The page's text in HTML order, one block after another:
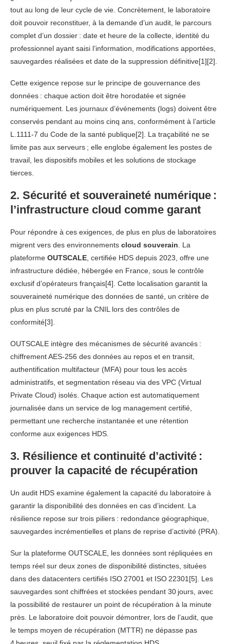
tout au long de leur cycle de vie. Concrètement, le laboratoire
doit pouvoir reconstituer, à la demande d’un audit, le parcours
complet d’un dossier : date et heure de la collecte, identité du
professionnel ayant saisi l’information, modifications apportées,
sauvegardes réalisées et date de la suppression définitive[1][2].
Cette exigence repose sur le principe de gouvernance des
données : chaque action doit être horodatée et signée
numériquement. Les journaux d’événements (logs) doivent être
conservés pendant au moins cinq ans, conformément à l’article
L.1111‑7 du Code de la santé publique[2]. La traçabilité ne se
limite pas aux serveurs ; elle englobe également les postes de
travail, les dispositifs mobiles et les solutions de stockage
tierces.
2. Sécurité et souveraineté numérique :
l’infrastructure cloud comme garant
Pour répondre à ces exigences, de plus en plus de laboratoires
migrent vers des environnements cloud souverain. La
plateforme OUTSCALE, certifiée HDS depuis 2023, offre une
infrastructure dédiée, hébergée en France, sous le contrôle
exclusif d’opérateurs français[4]. Cette localisation garantit la
souveraineté numérique des données de santé, un critère de
plus en plus scruté par la CNIL lors des contrôles de
conformité[3].
OUTSCALE intègre des mécanismes de sécurité avancés :
chiffrement AES‑256 des données au repos et en transit,
authentification multifacteur (MFA) pour tous les accès
administratifs, et segmentation réseau via des VPC (Virtual
Private Cloud) isolés. Chaque action est automatiquement
journalisée dans un service de log management certifié,
permettant une recherche instantanée et une rétention
conforme aux exigences HDS.
3. Résilience et continuité d’activité :
prouver la capacité de récupération
Un audit HDS examine également la capacité du laboratoire à
garantir la disponibilité des données en cas d’incident. La
résilience repose sur trois piliers : redondance géographique,
sauvegardes incrémentielles et plans de reprise d’activité (PRA).
Sur la plateforme OUTSCALE, les données sont répliquées en
temps réel sur deux zones de disponibilité distinctes, situées
dans des datacenters certifiés ISO 27001 et ISO 22301[5]. Les
sauvegardes sont chiffrées et stockées pendant 30 jours, avec
la possibilité de restaurer un point de récupération à la minute
près. Le laboratoire doit pouvoir démontrer, lors de l’audit, que
le temps moyen de récupération (MTTR) ne dépasse pas